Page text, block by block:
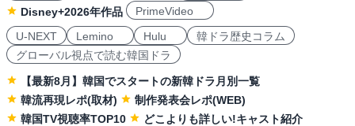
Disney+2026年作品
PrimeVideo
U-NEXT
Lemino Hulu
韓ドラ歴史コラム
グローバル視点で読む韓国ドラ
【最新8月】韓国でスタートの新韓ドラ月別一覧
韓流再現レポ(取材)
制作発表会レポ(WEB)
韓国TV視聴率TOP10
どこよりも詳しい!キャスト紹介